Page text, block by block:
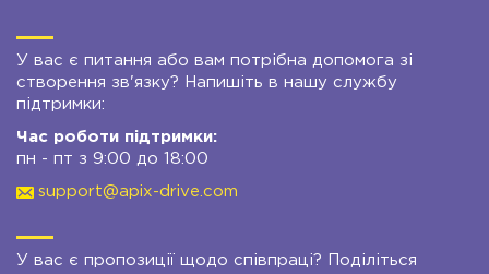
У вас є питання або вам потрібна допомога зі
створення зв'язку? Напишіть в нашу службу
підтримки:
Час роботи підтримки:
пн - пт з 9:00 до 18:00
support@apix-drive.com
У вас є пропозиції щодо співпраці? Поділіться